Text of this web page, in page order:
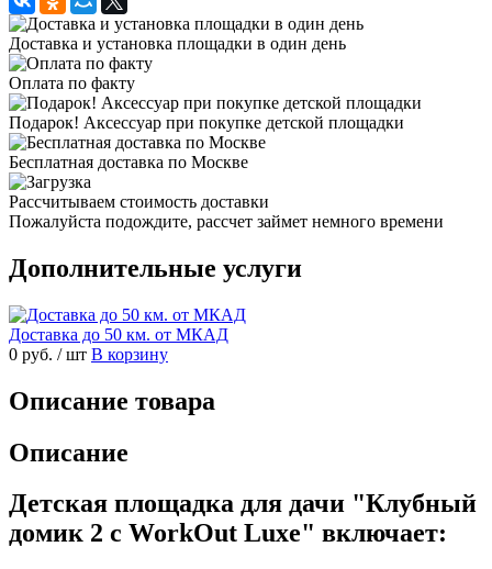
Доставка и установка площадки в один день
Оплата по факту
Подарок! Аксессуар при покупке детской площадки
Бесплатная доставка по Москве
Рассчитываем стоимость доставки
Пожалуйста подождите, рассчет займет немного времени
Дополнительные услуги
Доставка до 50 км. от МКАД
0 руб. / шт В корзину
Описание товара
Описание
Детская площадка для дачи "Клубный
домик 2 c WorkOut Luxe" включает: